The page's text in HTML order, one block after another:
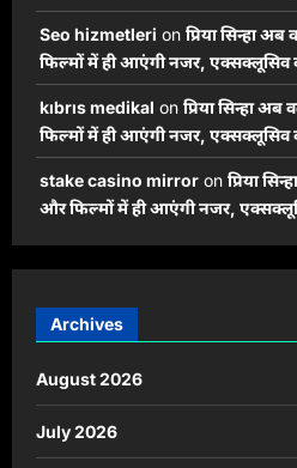
Seo hizmetleri on प्रिया सिन्हा
फिल्मों में ही आएंगी नजर, एक्सक्लूसिव
kıbrıs medikal on प्रिया सिन्हा अब
फिल्मों में ही आएंगी नजर, एक्सक्लूसिव
stake casino mirror on प्रिया
और फिल्मों में ही आएंगी नजर,
Archives
August 2026
July 2026